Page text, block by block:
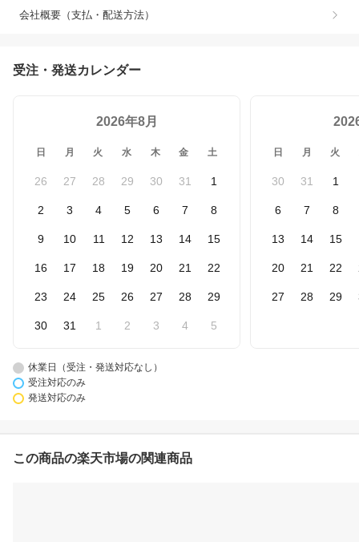
会社概要（支払・配送方法）
受注・発送カレンダー
2026年8月
日 月 火 水 木 金 土
26 27 28 29 30 31 1
2 3 4 5 6 7 8
9 10 11 12 13 14 15
16 17 18 19 20 21 22
23 24 25 26 27 28 29
30 31 1 2 3 4 5
日 月 火
30 31 1
6 7 8
13 14 15
20 21 22
27 28 29
休業日（受注・発送対応なし）
受注対応のみ
発送対応のみ
この商品の楽天市場の関連商品